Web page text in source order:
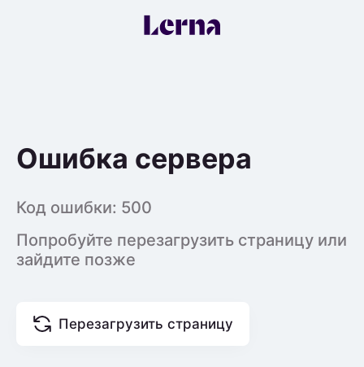
Ошибка сервера
Код ошибки: 500
Попробуйте перезагрузить страницу или
зайдите позже
Перезагрузить страницу